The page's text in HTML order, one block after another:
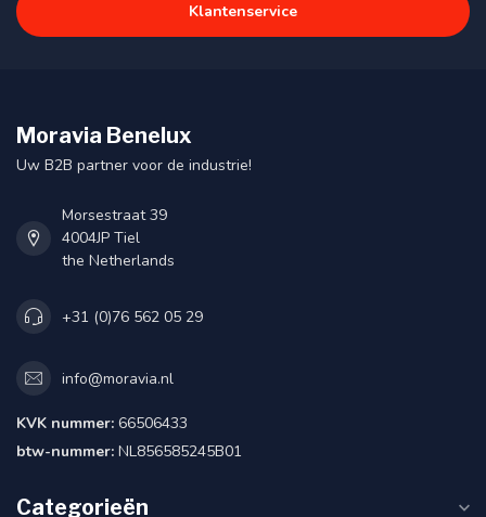
Klantenservice
Moravia Benelux
Uw B2B partner voor de industrie!
Morsestraat 39
4004JP Tiel
the Netherlands
+31 (0)76 562 05 29
info@moravia.nl
KVK nummer: 66506433
btw-nummer: NL856585245B01
Categorieën